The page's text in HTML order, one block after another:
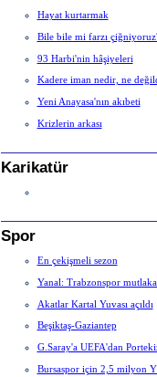
Hayat kurtarmak
Bile bile mi farzı
93 Harbi'nin hâşiyeleri
Kadere iman nedir, ne
Yeni Anayasa'nın akıbeti
Krizlerin arkası
Karikatür
Spor
En çekişmeli sezon
Yanal: Trabzonspor
Akatlar Kartal Yuvası açıldı
Beşiktaş-Gaziantep
G.Saray'a UEFA'dan
Bursaspor için 2,5 milyon